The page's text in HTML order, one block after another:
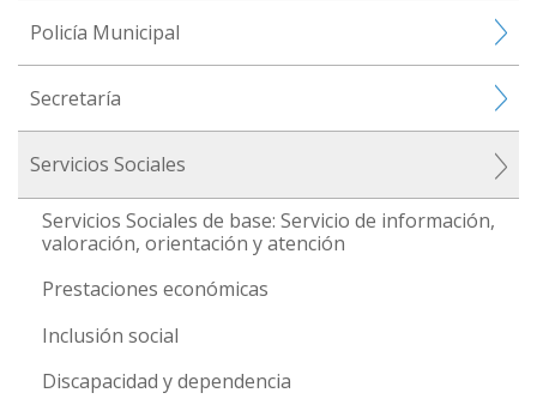
Policía Municipal
Secretaría
Servicios Sociales
Servicios Sociales de base: Servicio de información,
valoración, orientación y atención
Prestaciones económicas
Inclusión social
Discapacidad y dependencia